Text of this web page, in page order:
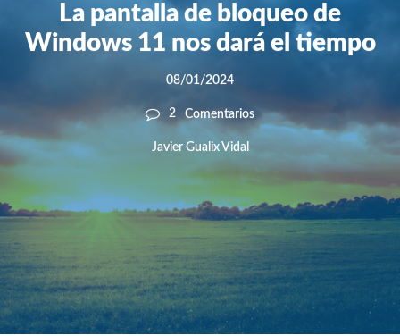
La pantalla de bloqueo de
Windows 11 nos dará el tiempo
08/01/2024
2 Comentarios
Javier Gualix Vidal